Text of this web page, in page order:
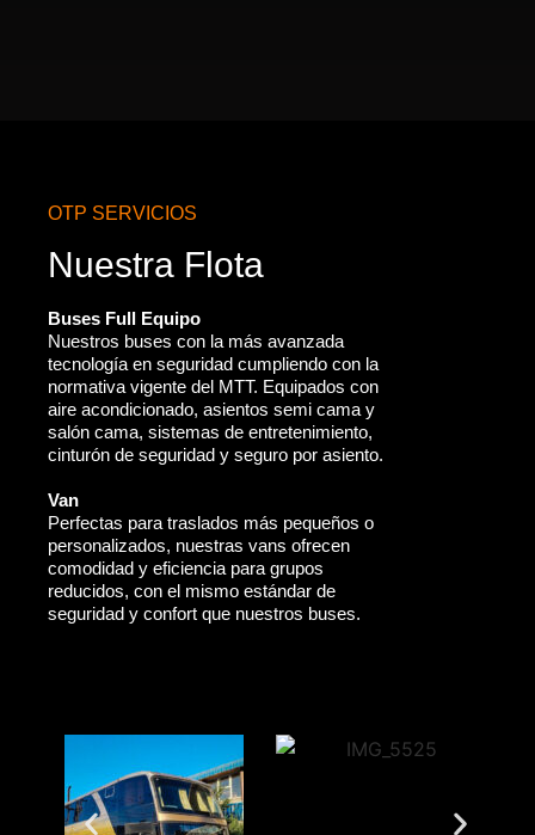
OTP SERVICIOS
Nuestra Flota
Buses Full Equipo
Nuestros buses con la más avanzada
tecnología en seguridad cumpliendo con la
normativa vigente del MTT. Equipados con
aire acondicionado, asientos semi cama y
salón cama, sistemas de entretenimiento,
cinturón de seguridad y seguro por asiento.
Van
Perfectas para traslados más pequeños o
personalizados, nuestras vans ofrecen
comodidad y eficiencia para grupos
reducidos, con el mismo estándar de
seguridad y confort que nuestros buses.